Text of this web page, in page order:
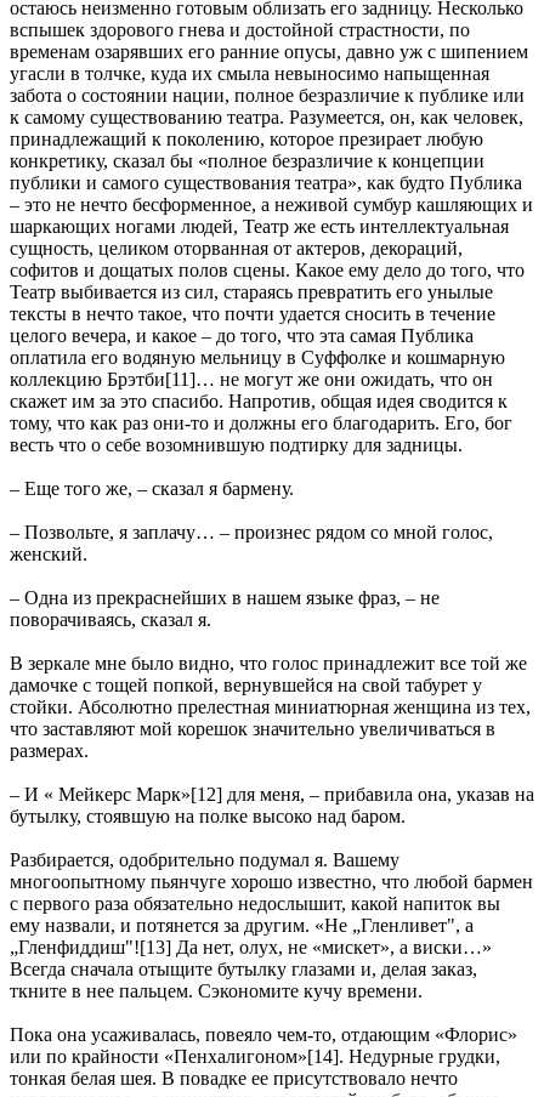
остаюсь неизменно готовым облизать его задницу. Несколько
вспышек здорового гнева и достойной страстности, по
временам озарявших его ранние опусы, давно уж с шипением
угасли в толчке, куда их смыла невыносимо напыщенная
забота о состоянии нации, полное безразличие к публике или
к самому существованию театра. Разумеется, он, как человек,
принадлежащий к поколению, которое презирает любую
конкретику, сказал бы «полное безразличие к концепции
публики и самого существования театра», как будто Публика
– это не нечто бесформенное, а неживой сумбур кашляющих и
шаркающих ногами людей, Театр же есть интеллектуальная
сущность, целиком оторванная от актеров, декораций,
софитов и дощатых полов сцены. Какое ему дело до того, что
Театр выбивается из сил, стараясь превратить его унылые
тексты в нечто такое, что почти удается сносить в течение
целого вечера, и какое – до того, что эта самая Публика
оплатила его водяную мельницу в Суффолке и кошмарную
коллекцию Брэтби[11]… не могут же они ожидать, что он
скажет им за это спасибо. Напротив, общая идея сводится к
тому, что как раз они-то и должны его благодарить. Его, бог
весть что о себе возомнившую подтирку для задницы.
– Еще того же, – сказал я бармену.
– Позвольте, я заплачу… – произнес рядом со мной голос,
женский.
– Одна из прекраснейших в нашем языке фраз, – не
поворачиваясь, сказал я.
В зеркале мне было видно, что голос принадлежит все той же
дамочке с тощей попкой, вернувшейся на свой табурет у
стойки. Абсолютно прелестная миниатюрная женщина из тех,
что заставляют мой корешок значительно увеличиваться в
размерах.
– И « Мейкерс Марк»[12] для меня, – прибавила она, указав на
бутылку, стоявшую на полке высоко над баром.
Разбирается, одобрительно подумал я. Вашему
многоопытному пьянчуге хорошо известно, что любой бармен
с первого раза обязательно недослышит, какой напиток вы
ему назвали, и потянется за другим. «Не „Гленливет", а
„Гленфиддиш"![13] Да нет, олух, не «мискет», а виски…»
Всегда сначала отыщите бутылку глазами и, делая заказ,
ткните в нее пальцем. Сэкономите кучу времени.
Пока она усаживалась, повеяло чем-то, отдающим «Флорис»
или по крайности «Пенхалигоном»[14]. Недурные грудки,
тонкая белая шея. В повадке ее присутствовало нечто